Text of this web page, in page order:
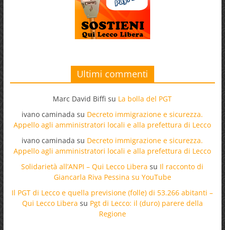
Ultimi commenti
Marc David Biffi su La bolla del PGT
ivano caminada su Decreto immigrazione e sicurezza.
Appello agli amministratori locali e alla prefettura di Lecco
ivano caminada su Decreto immigrazione e sicurezza.
Appello agli amministratori locali e alla prefettura di Lecco
Solidarietà all’ANPI – Qui Lecco Libera su Il racconto di
Giancarla Riva Pessina su YouTube
Il PGT di Lecco e quella previsione (folle) di 53.266 abitanti –
Qui Lecco Libera su Pgt di Lecco: il (duro) parere della
Regione